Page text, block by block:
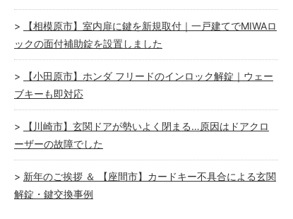
【相模原市】室内扉に鍵を新規取付｜一戸建てでMIWAロ
ックの面付補助錠を設置しました
【小田原市】ホンダ フリードのインロック解錠｜ウェー
ブキーも即対応
【川崎市】玄関ドアが勢いよく閉まる…原因はドアクロ
ーザーの故障でした
新年のご挨拶 ＆ 【座間市】カードキー不具合による玄関
解錠・鍵交換事例